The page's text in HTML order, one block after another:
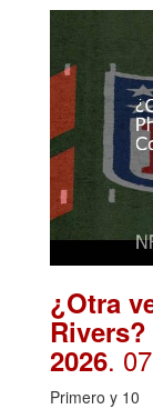
¿Otra
2026.
Primero y 10